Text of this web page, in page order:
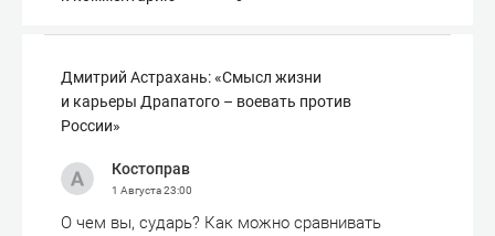
Дмитрий Астрахань: «Смысл жизни
и карьеры Драпатого – воевать против
России»
Костоправ
1 Августа23:00
О чем вы, сударь? Как можно сравнивать